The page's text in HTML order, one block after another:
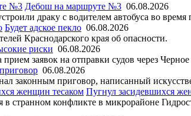
Дебош на маршруте №3 06.08.2026
драку с водителем автобуса во время
Будет адское пекло 06.08.2026
Краснодарского края об опасности.
риски 06.08.2026
прием заявок на отправки судов через
06.08.2026
законным приговор, написанный
Пугнул засидевшихся
в странном конфликте в микрорайоне